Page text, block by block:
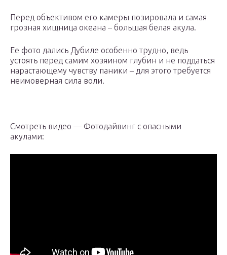
Перед объективом его камеры позировала и самая
грозная хищница океана – большая белая акула.
Ее фото дались Дубиле особенно трудно, ведь
устоять перед самим хозяином глубин и не поддаться
нарастающему чувству паники – для этого требуется
неимоверная сила воли.
Смотреть видео — Фотодайвинг с опасными
акулами: